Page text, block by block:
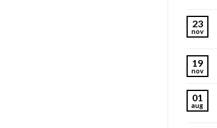
23
nov
19
nov
01
aug